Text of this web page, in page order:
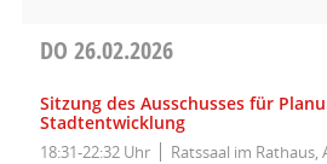
DO 26.02.2026
Sitzung des Ausschusses für
Stadtentwicklung
18:31-22:32 Uhr Ratssaal im Rathaus,